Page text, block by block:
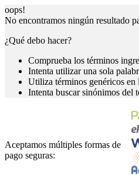
oops!
No encontramos ningún resultado
¿Qué debo hacer?
Comprueba los términos
Intenta utilizar una sola
Utiliza términos genéricos en
Intenta buscar sinónimos del
Aceptamos múltiples formas de
pago seguras: